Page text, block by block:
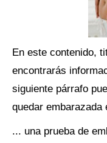
En este contenido,
encontrarás
siguiente párrafo
quedar embarazada
... una prueba de